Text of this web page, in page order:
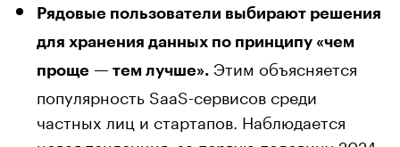
Рядовые пользователи выбирают решения
для хранения данных по принципу «чем
проще — тем лучше». Этим объясняется
популярность SaaS-сервисов среди
частных лиц и стартапов. Наблюдается